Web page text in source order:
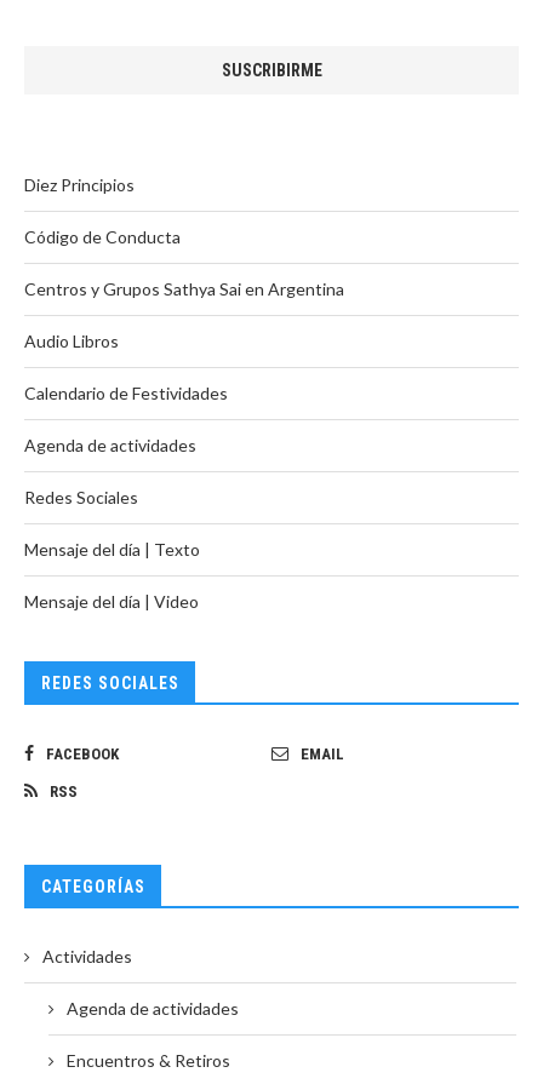
Diez Principios
Código de Conducta
Centros y Grupos Sathya Sai en Argentina
Audio Libros
Calendario de Festividades
Agenda de actividades
Redes Sociales
Mensaje del día | Texto
Mensaje del día | Video
REDES SOCIALES
FACEBOOK EMAIL
RSS
CATEGORÍAS
Actividades
Agenda de actividades
Encuentros & Retiros